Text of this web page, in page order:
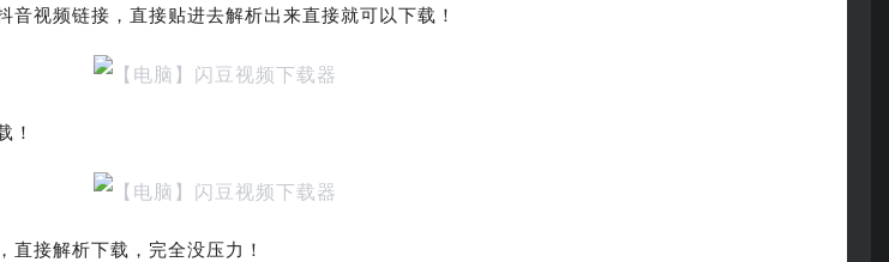
视频链接，直接贴进去解析出来直接就可以下载！
！
接解析下载，完全没压力！